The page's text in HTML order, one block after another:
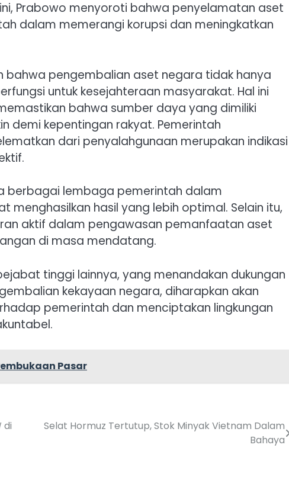
Prabowo menyoroti bahwa penyelamatan aset
dalam memerangi korupsi dan meningkatkan
bahwa pengembalian aset negara tidak hanya
untuk kesejahteraan masyarakat. Hal ini
bahwa sumber daya yang dimiliki
demi kepentingan rakyat. Pemerintah
dari penyalahgunaan merupakan indikasi
berbagai lembaga pemerintah dalam
menghasilkan hasil yang lebih optimal. Selain itu,
aktif dalam pengawasan pemanfaatan aset
di masa mendatang.
tinggi lainnya, yang menandakan dukungan
kekayaan negara, diharapkan akan
pemerintah dan menciptakan lingkungan
Pasar
di
Selat Hormuz Tertutup, Stok Minyak Vietnam Dalam
Bahaya